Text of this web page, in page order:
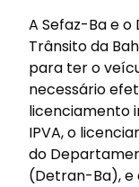
A Sefaz-Ba e
Trânsito da
para ter o
necessário
licenciamento
IPVA, o
do
(Detran-Ba), e